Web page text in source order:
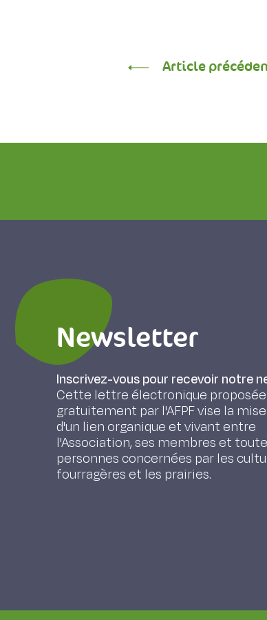
Article
Newsletter
Inscrivez-vous pour recevoir notre
Cette lettre électronique proposée
gratuitement par l'AFPF vise la
d'un lien organique et vivant entre
l'Association, ses membres et
personnes concernées par les
fourragères et les prairies.